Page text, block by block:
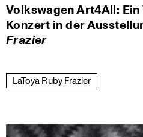
Skip
to
content
Volkswagen Art4All:
Konzert in der
Frazier
LaToya Ruby Frazier